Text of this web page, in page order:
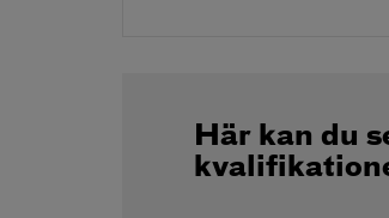
Här kan du